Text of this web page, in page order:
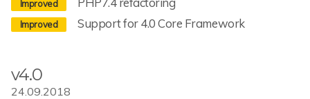
Support for 4.0 Core Framework
v4.0
24.09.2018